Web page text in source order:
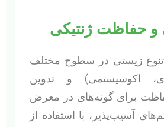
و حفاظت ژنتیکی
تنوع زیستی در سطوح مختلف
اکوسیستمی) و تدوین
برای گونه‌های در معرض
آسیب‌پذیر، با استفاده از